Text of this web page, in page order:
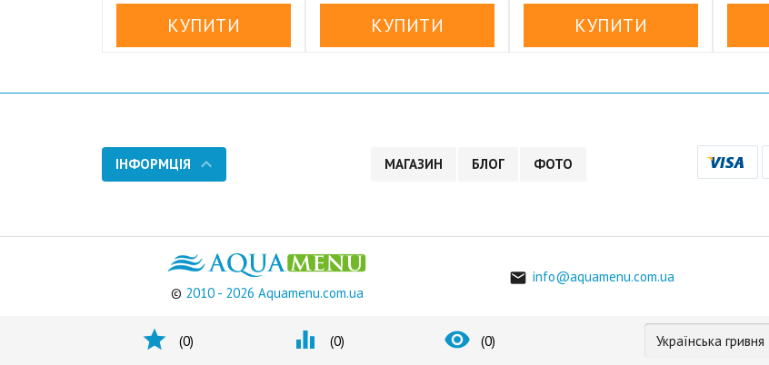
ІНФОРМЦІЯ МАГАЗИН БЛОГ ФОТО
© 2010 - 2026 Aquamenu.com.ua
 info@aquamenu.com.ua
 (0)  (0)  (0)